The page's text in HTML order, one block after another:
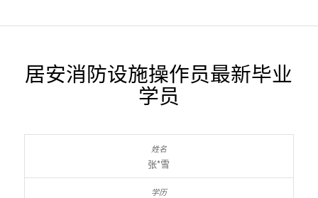
居安消防设施操作员最新毕业
学员
张*雪